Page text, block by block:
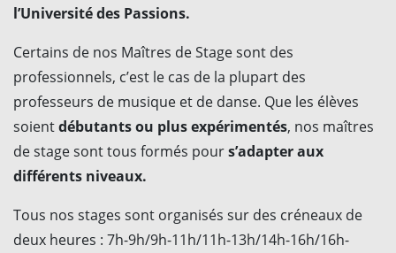
l’Université des Passions.
Certains de nos Maîtres de Stage sont des
professionnels, c’est le cas de la plupart des
professeurs de musique et de danse. Que les élèves
soientdébutants ou plus expérimentés, nos maîtres
de stage sont tous formés pours’adapter aux
différents niveaux.
Tous nos stages sont organisés sur des créneaux de
deux heures : 7h-9h/9h-11h/11h-13h/14h-16h/16h-